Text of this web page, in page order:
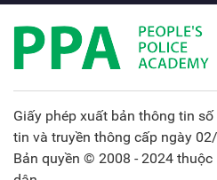
Giấy phép xuất bản thông tin
tin và truyền thông cấp ngày
Bản quyền © 2008 - 2024 thuộc